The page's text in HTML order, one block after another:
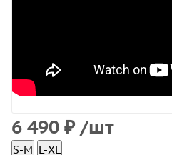
6 490 ₽ /шт
S-M L-XL